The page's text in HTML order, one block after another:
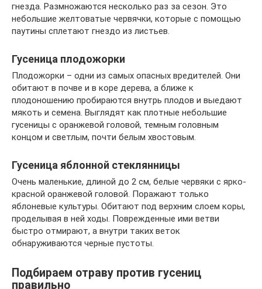
гнезда. Размножаются несколько раз за сезон. Это
небольшие желтоватые червячки, которые с помощью
паутины сплетают гнездо из листьев.
Гусеница плодожорки
Плодожорки – одни из самых опасных вредителей. Они
обитают в почве и в коре дерева, а ближе к
плодоношению пробираются внутрь плодов и выедают
мякоть и семена. Выглядят как плотные небольшие
гусеницы с оранжевой головой, темным головным
концом и светлым, почти белым хвостовым.
Гусеница яблонной стеклянницы
Очень маленькие, длиной до 2 см, белые червяки с ярко-
красной оранжевой головой. Поражают только
яблоневые культуры. Обитают под верхним слоем коры,
проделывая в ней ходы. Поврежденные ими ветви
быстро отмирают, а внутри таких веток
обнаруживаются черные пустоты.
Подбираем отраву против гусениц
правильно